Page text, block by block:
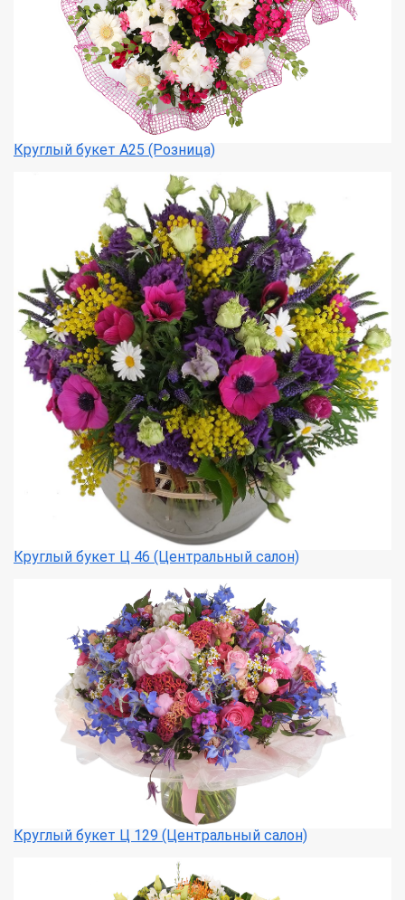
Круглый букет А25 (Розница)
Круглый букет Ц 46 (Центральный салон)
Круглый букет Ц 129 (Центральный салон)